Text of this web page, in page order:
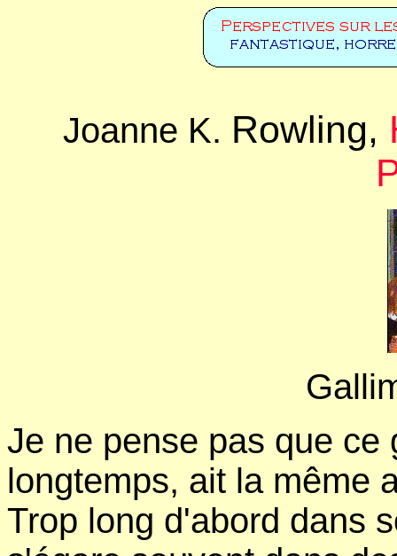
Joanne K. Rowling,
Je ne pense pas que ce
longtemps, ait la même
Trop long d'abord dans